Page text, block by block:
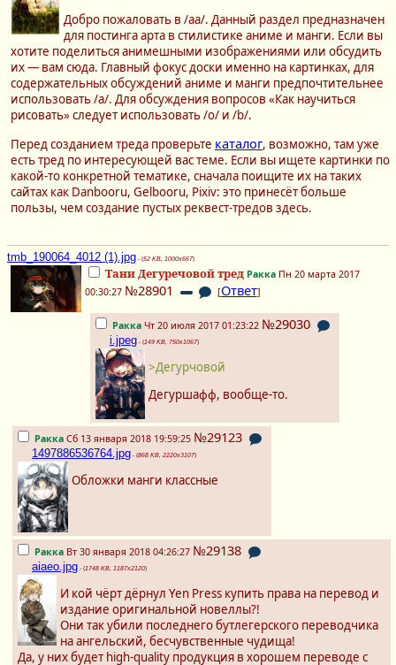
Добро пожаловать в /aa/. Данный раздел предназначен
для постинга арта в стилистике аниме и манги. Если вы
хотите поделиться анимешными изображениями или обсудить
их — вам сюда. Главный фокус доски именно на картинках, для
содержательных обсуждений аниме и манги предпочтительнее
использовать /a/. Для обсуждения вопросов «Как научиться
рисовать» следует использовать /o/ и /b/.
Перед созданием треда проверьте каталог, возможно, там уже
есть тред по интересующей вас теме. Если вы ищете картинки по
какой-то конкретной тематике, сначала поищите их на таких
сайтах как Danbooru, Gelbooru, Pixiv: это принесёт больше
пользы, чем создание пустых реквест-тредов здесь.
tmb_190064_4012 (1).jpg - (52 KB, 1000x667)
Тани Дегуречовой тред Ракка Пн 20 марта 2017
00:30:27 №28901 [Ответ]
Ракка Чт 20 июля 2017 01:23:22 №29030
i.jpeg - (149 KB, 750x1067)
>Дегурчовой
Дегуршафф, вообще-то.
Ракка Сб 13 января 2018 19:59:25 №29123
1497886536764.jpg - (868 KB, 2220x3107)
Обложки манги классные
Ракка Вт 30 января 2018 04:26:27 №29138
aiaeo.jpg - (1748 KB, 1187x2120)
И кой чёрт дёрнул Yen Press купить права на перевод и
издание оригинальной новеллы?!
Они так убили последнего бутлегерского переводчика
на ангельский, бесчувственные чудища!
Да, у них будет high-quality продукция в хорошем переводе с